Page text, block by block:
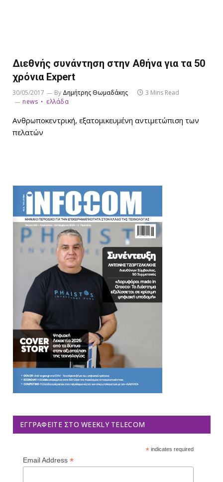
Διεθνής συνάντηση στην Αθήνα για τα 50
χρόνια Expert
30/05/2017 By Δημήτρης Θωμαδάκης
3 Mins Read
news
ελλάδα
Ανθρωποκεντρική, εξατομικευμένη αντιμετώπιση των
πελατών
ΕΓΓΡΑΦΕΊΤΕ ΣΤΟ WEEKLY TELECOM
*indicates required
Email Address *